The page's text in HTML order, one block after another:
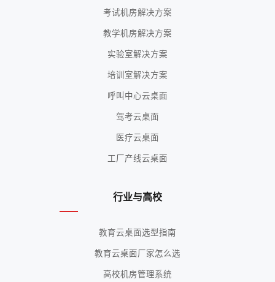
考试机房解决方案
教学机房解决方案
实验室解决方案
培训室解决方案
呼叫中心云桌面
驾考云桌面
医疗云桌面
工厂产线云桌面
行业与高校
教育云桌面选型指南
教育云桌面厂家怎么选
高校机房管理系统